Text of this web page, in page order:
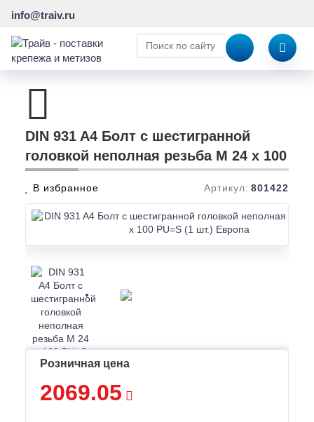
info@traiv.ru
DIN 931 A4 Болт с шестигранной
головкой неполная резьба M 24 x 100
В избранное Артикул: 801422
Розничная цена
2069.05